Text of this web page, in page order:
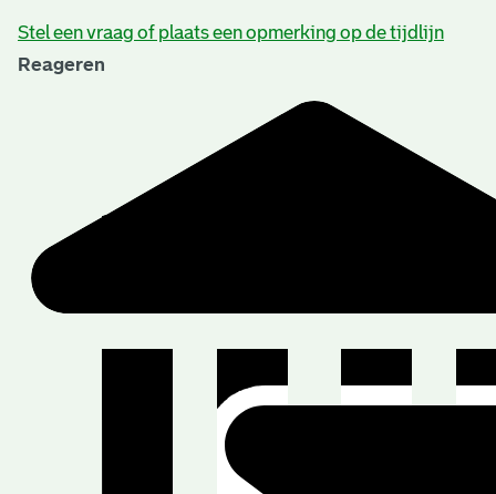
Stel een vraag of plaats een opmerking op de tijdlijn
Reageren